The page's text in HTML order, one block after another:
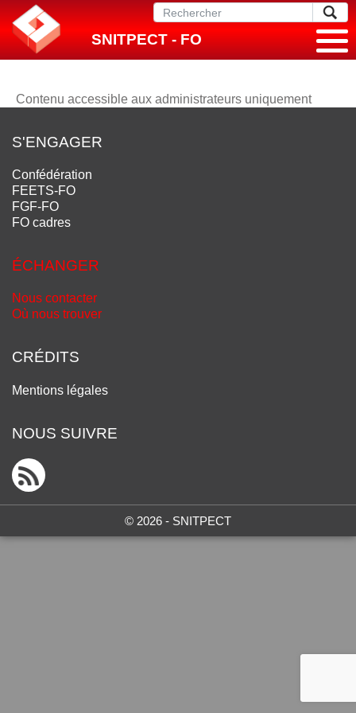
SNITPECT - FO
Contenu accessible aux administrateurs uniquement
S'ENGAGER
Confédération
FEETS-FO
FGF-FO
FO cadres
ÉCHANGER
Nous contacter
Où nous trouver
CRÉDITS
Mentions légales
NOUS SUIVRE
© 2026 - SNITPECT